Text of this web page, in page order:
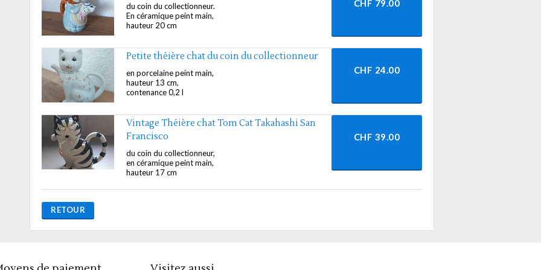
du coin du collectionneur.
En céramique peint main,
hauteur 20 cm
CHF 79.00
Petite théière chat du coin du collectionneur
en porcelaine peint main,
hauteur 13 cm,
contenance 0,2 l
CHF 24.00
Vintage Théière chat Tom Cat Takahashi San
Francisco
du coin du collectionneur,
en céramique peint main,
hauteur 17 cm
CHF 39.00
RETOUR